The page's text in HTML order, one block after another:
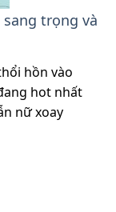
trọng và
hồn vào
hot nhất
nữ xoay